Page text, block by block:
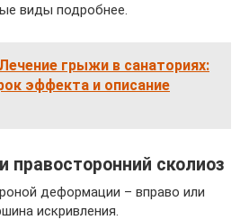
виды подробнее.
Лечение грыжи в санаториях:
эффекта и описание
правосторонний сколиоз
деформации – вправо или
искривления.